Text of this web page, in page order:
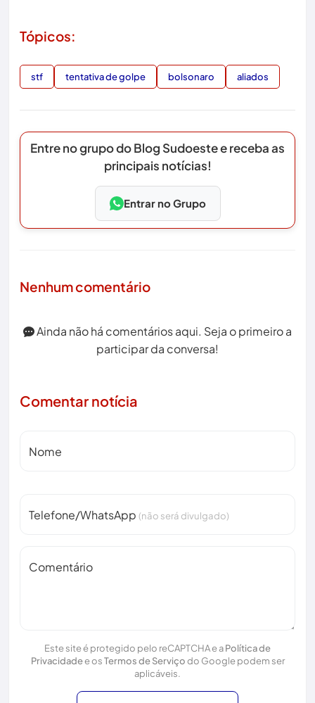
Tópicos:
stf tentativa de golpe bolsonaro aliados
Entre no grupo do Blog Sudoeste e receba as
principais notícias!
Entrar no Grupo
Nenhum comentário
Ainda não há comentários aqui. Seja o primeiro a
participar da conversa!
Comentar notícia
Nome
Telefone/WhatsApp (não será divulgado)
Comentário
Este site é protegido pelo reCAPTCHA e aPolítica de
Privacidadee osTermos de Serviçodo Google podem ser
aplicáveis.